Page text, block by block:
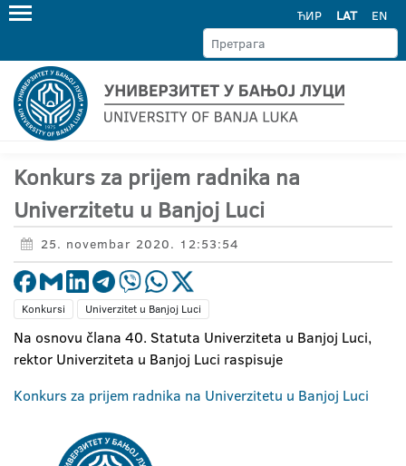
ЋИР LAT EN
Konkurs za prijem radnika na
Univerzitetu u Banjoj Luci
25. novembar 2020. 12:53:54
Konkursi Univerzitet u Banjoj Luci
Na osnovu člana 40. Statuta Univerziteta u Banjoj Luci,
rektor Univerziteta u Banjoj Luci raspisuje
Konkurs za prijem radnika na Univerzitetu u Banjoj Luci